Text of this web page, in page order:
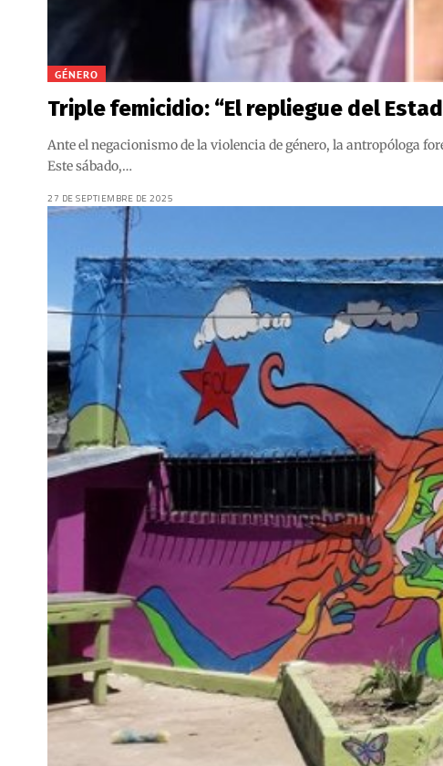
GÉNERO
Triple femicidio: “El repliegue del
Ante el negacionismo de la violencia de género, la antropóloga
Este sábado,…
27 DE SEPTIEMBRE DE 2025